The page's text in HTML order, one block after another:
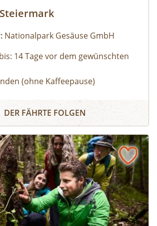
Steiermark
Nationalpark Gesäuse GmbH
14 Tage vor dem gewünschten
(ohne Kaffeepause)
Nationalpark Ranger:in – wilde
Orte.
werden. Auf Wunsch ist eine
im Nationalpark Pavillon
möglich (nicht im Preis
selbst organisiert
Bekleidung und festes
Zwischenstopps ist
im Nationalpark Gesäuse
DER FÄHRTE FOLGEN